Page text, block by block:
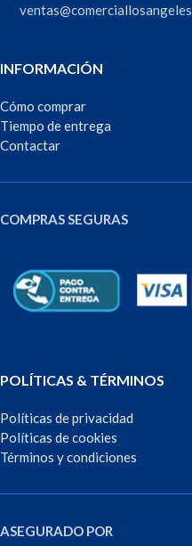
INFORMACIÓN
Cómo comprar
Tiempo de entrega
Contactar
COMPRAS SEGURAS
POLÍTICAS & TÉRMINOS
Políticas de privacidad
Políticas de cookies
Términos y condiciones
ASEGURADO POR